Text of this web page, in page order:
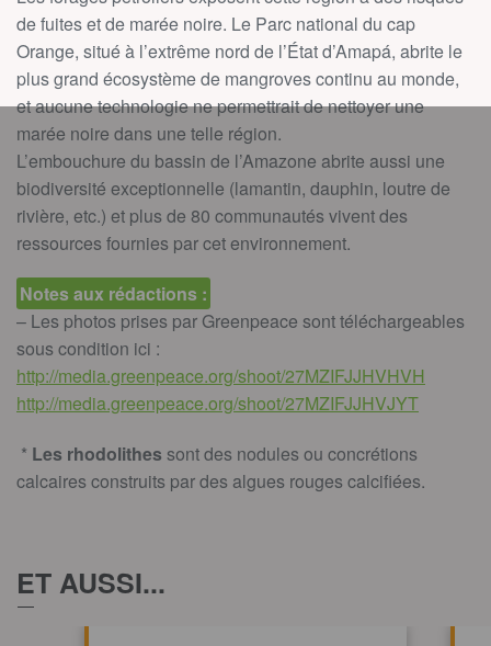
de fuites et de marée noire. Le Parc national du cap
Orange, situé à l’extrême nord de l’État d’Amapá, abrite le
plus grand écosystème de mangroves continu au monde,
et aucune technologie ne permettrait de nettoyer une
marée noire dans une telle région.
L’embouchure du bassin de l’Amazone abrite aussi une
biodiversité exceptionnelle (lamantin, dauphin, loutre de
rivière, etc.) et plus de 80 communautés vivent des
ressources fournies par cet environnement.
Notes aux rédactions :
– Les photos prises par Greenpeace sont téléchargeables
sous condition ici :
http://media.greenpeace.org/shoot/27MZIFJJHVHVH
http://media.greenpeace.org/shoot/27MZIFJJHVJYT
* Les rhodolithes sont des nodules ou concrétions
calcaires construits par des algues rouges calcifiées.
ET AUSSI...